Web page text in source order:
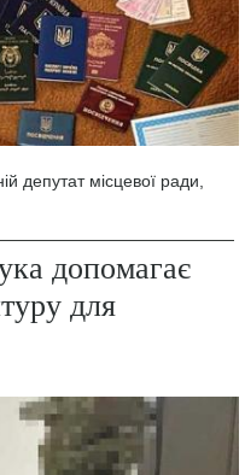
депутат місцевої ради,
допомагає
для